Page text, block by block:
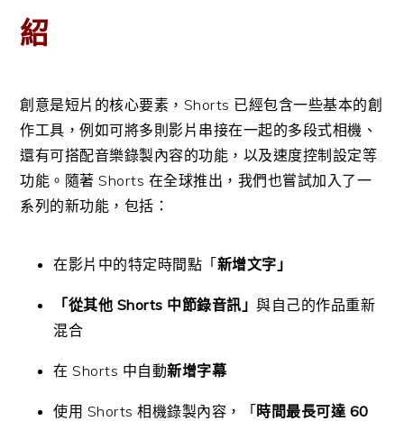
紹
創意是短片的核心要素，Shorts 已經包含一些基本的創
作工具，例如可將多則影片串接在一起的多段式相機、
還有可搭配音樂錄製內容的功能，以及速度控制設定等
功能。隨著 Shorts 在全球推出，我們也嘗試加入了一
系列的新功能，包括：
在影片中的特定時間點「新增文字」
「從其他 Shorts 中節錄音訊」與自己的作品重新
混合
在 Shorts 中自動新增字幕
使用 Shorts 相機錄製內容，「時間最長可達 60